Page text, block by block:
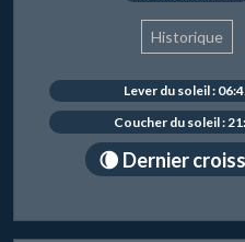
Historique
Lever du soleil :
Coucher du soleil :
🌘 Dernier